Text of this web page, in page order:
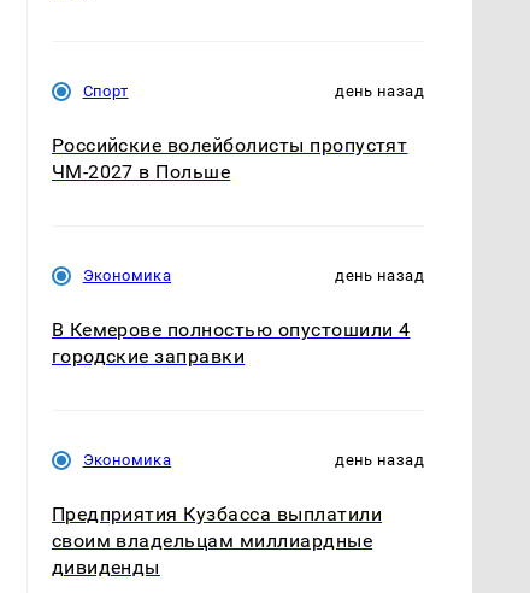
Спорт день назад
Российские волейболисты пропустят
ЧМ-2027 в Польше
Экономика день назад
В Кемерове полностью опустошили 4
городские заправки
Экономика день назад
Предприятия Кузбасса выплатили
своим владельцам миллиардные
дивиденды